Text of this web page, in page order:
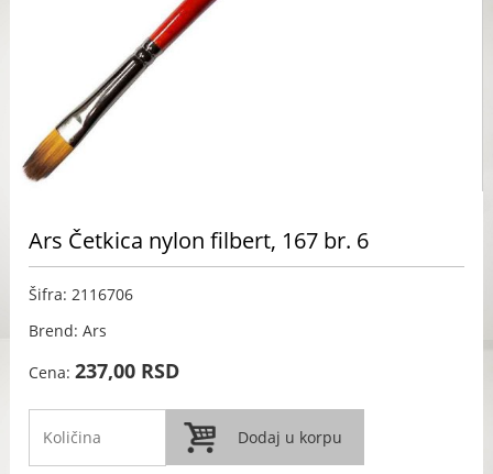
Ars Četkica nylon filbert, 167 br. 6
Šifra: 2116706
Brend: Ars
Cena:237,00 RSD